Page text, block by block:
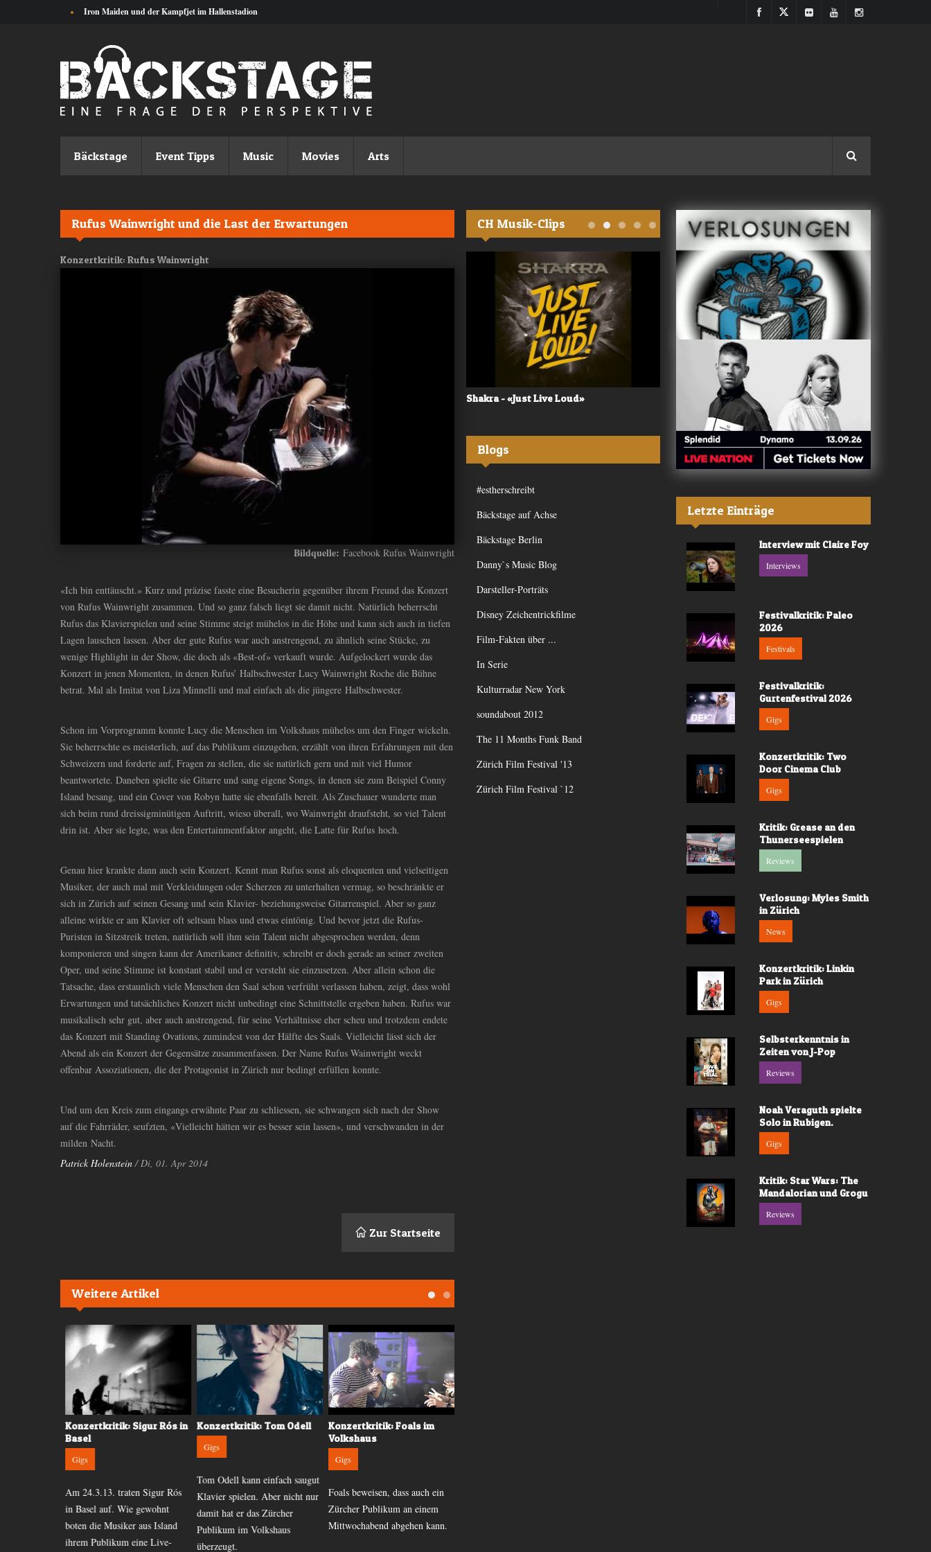
Iron Maiden und der Kampfjet im Hallenstadion
Bäckstage Event Tipps Music Movies Arts
Rufus Wainwright und die Last der Erwartungen
Konzertkritik: Rufus Wainwright
Bildquelle: Facebook Rufus Wainwright
«Ich bin enttäuscht.» Kurz und präzise fasste eine Besucherin gegenüber ihrem Freund das Konzert
von Rufus Wainwright zusammen. Und so ganz falsch liegt sie damit nicht. Natürlich beherrscht
Rufus das Klavierspielen und seine Stimme steigt mühelos in die Höhe und kann sich auch in tiefen
Lagen lauschen lassen. Aber der gute Rufus war auch anstrengend, zu ähnlich seine Stücke, zu
wenige Highlight in der Show, die doch als «Best-of» verkauft wurde. Aufgelockert wurde das
Konzert in jenen Momenten, in denen Rufus’ Halbschwester Lucy Wainwright Roche die Bühne
betrat. Mal als Imitat von Liza Minnelli und mal einfach als die jüngere Halbschwester.
Schon im Vorprogramm konnte Lucy die Menschen im Volkshaus mühelos um den Finger wickeln.
Sie beherrschte es meisterlich, auf das Publikum einzugehen, erzählt von ihren Erfahrungen mit den
Schweizern und forderte auf, Fragen zu stellen, die sie natürlich gern und mit viel Humor
beantwortete. Daneben spielte sie Gitarre und sang eigene Songs, in denen sie zum Beispiel Conny
Island besang, und ein Cover von Robyn hatte sie ebenfalls bereit. Als Zuschauer wunderte man
sich beim rund dreissigminütigen Auftritt, wieso überall, wo Wainwright draufsteht, so viel Talent
drin ist. Aber sie legte, was den Entertainmentfaktor angeht, die Latte für Rufus hoch.
Genau hier krankte dann auch sein Konzert. Kennt man Rufus sonst als eloquenten und vielseitigen
Musiker, der auch mal mit Verkleidungen oder Scherzen zu unterhalten vermag, so beschränkte er
sich in Zürich auf seinen Gesang und sein Klavier- beziehungsweise Gitarrenspiel. Aber so ganz
alleine wirkte er am Klavier oft seltsam blass und etwas eintönig. Und bevor jetzt die Rufus-
Puristen in Sitzstreik treten, natürlich soll ihm sein Talent nicht abgesprochen werden, denn
komponieren und singen kann der Amerikaner definitiv, schreibt er doch gerade an seiner zweiten
Oper, und seine Stimme ist konstant stabil und er versteht sie einzusetzen. Aber allein schon die
Tatsache, dass erstaunlich viele Menschen den Saal schon verfrüht verlassen haben, zeigt, dass wohl
Erwartungen und tatsächliches Konzert nicht unbedingt eine Schnittstelle ergeben haben. Rufus war
musikalisch sehr gut, aber auch anstrengend, für seine Verhältnisse eher scheu und trotzdem endete
das Konzert mit Standing Ovations, zumindest von der Hälfte des Saals. Vielleicht lässt sich der
Abend als ein Konzert der Gegensätze zusammenfassen. Der Name Rufus Wainwright weckt
offenbar Assoziationen, die der Protagonist in Zürich nur bedingt erfüllen konnte.
Und um den Kreis zum eingangs erwähnte Paar zu schliessen, sie schwangen sich nach der Show
auf die Fahrräder, seufzten, «Vielleicht hätten wir es besser sein lassen», und verschwanden in der
milden Nacht.
Patrick Holenstein/ Di, 01. Apr 2014
Zur Startseite
Weitere Artikel
Konzertkritik: Sigur Rós in
Basel
Gigs
Am 24.3.13. traten Sigur Rós
in Basel auf. Wie gewohnt
boten die Musiker aus Island
ihrem Publikum eine Live-
Konzertkritik: Tom Odell
Gigs
Tom Odell kann einfach saugut
Klavier spielen. Aber nicht nur
damit hat er das Zürcher
Publikum im Volkshaus
überzeugt.
Konzertkritik: Foals im
Volkshaus
Gigs
Foals beweisen, dass auch ein
Zürcher Publikum an einem
Mittwochabend abgehen kann.
CH Musik-Clips
ANDIYAH - «Frequency» Shakra - «Just Live Loud» Valerù - «IL MARE»
Blogs
#estherschreibt
Bäckstage auf Achse
Bäckstage Berlin
Danny`s Music Blog
Darsteller-Porträts
Disney Zeichentrickfilme
Film-Fakten über ...
In Serie
Kulturradar New York
soundabout 2012
The 11 Months Funk Band
Zürich Film Festival '13
Zürich Film Festival `12
Letzte Einträge
Interview mit Claire Foy
Interviews
Festivalkritik: Paleo
2026
Festivals
Festivalkritik:
Gurtenfestival 2026
Gigs
Konzertkritik: Two
Door Cinema Club
Gigs
Kritik: Grease an den
Thunerseespielen
Reviews
Verlosung: Myles Smith
in Zürich
News
Konzertkritik: Linkin
Park in Zürich
Gigs
Selbsterkenntnis in
Zeiten von J-Pop
Reviews
Noah Veraguth spielte
Solo in Rubigen.
Gigs
Kritik: Star Wars: The
Mandalorian und Grogu
Reviews